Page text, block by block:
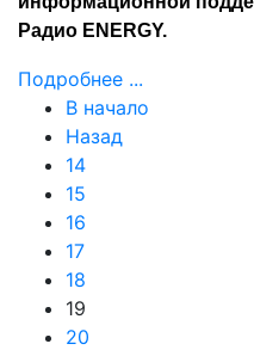
Радио ENERGY.
Подробнее ...
В начало
Назад
14
15
16
17
18
19
20